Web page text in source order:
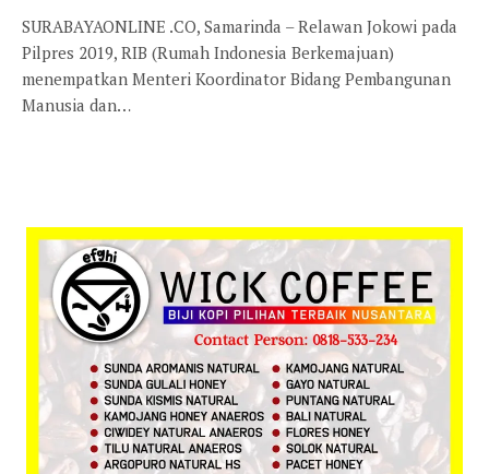
SURABAYAONLINE .CO, Samarinda – Relawan Jokowi pada
Pilpres 2019, RIB (Rumah Indonesia Berkemajuan)
menempatkan Menteri Koordinator Bidang Pembangunan
Manusia dan…